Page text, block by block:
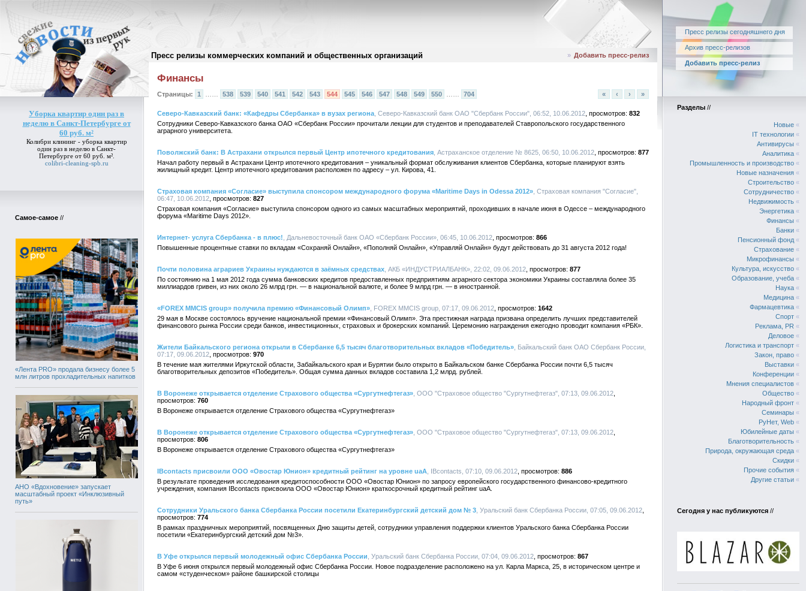
Пресс релизы коммерческих компаний и общественных организаций
Пресс релизы сегодняшнего дня
Архив пресс-релизов
Добавить пресс-релиз
Уборка квартир один раз в
неделю в Санкт-Петербурге от
60 руб. м²
Колибри клининг - уборка квартир
один раз в неделю в Санкт-
Петербурге от 60 руб. м².
colibri-cleaning-spb.ru
Самое-самое //
«Лента PRO» продала бизнесу более 5
млн литров прохладительных напитков
АНО «Вдохновение» запускает
масштабный проект «Инклюзивный
путь»
Архив пресс-релизов// » Добавить пресс-релиз
Финансы
Страницы: 1 538 539 540 541 542 543 544 545 546 547 548 549 550 704 « ‹ › »
Северо-Кавказский банк: «Кафедры Сбербанка» в вузах региона , Северо-Кавказский банк ОАО "Сбербанк России", 06:52, 10.06.2012
832
Сотрудники Северо-Кавказского банка ОАО «Сбербанк России» прочитали лекции для студентов и преподавателей Ставропольского государственного
аграрного университета.
Поволжский банк: В Астрахани открылся первый Центр ипотечного кредитования , Астраханское отделение № 8625, 06:50, 10.06.2012
877
Начал работу первый в Астрахани Центр ипотечного кредитования – уникальный формат обслуживания клиентов Сбербанка, которые планируют взять
жилищный кредит. Центр ипотечного кредитования расположен по адресу – ул. Кирова, 41.
Страховая компания «Согласие» выступила спонсором международного форума «Maritime Days in Odessa 2012» , Страховая компания "Согласие",
06:47, 10.06.2012
827
Страховая компания «Согласие» выступила спонсором одного из самых масштабных мероприятий, проходивших в начале июня в Одессе – международного
форума «Maritime Days 2012».
Интернет- услуга Сбербанка - в плюс! , Дальневосточный банк ОАО «Сбербанк России», 06:45, 10.06.2012
866
Повышенные процентные ставки по вкладам «Сохраняй Онлайн», «Пополняй Онлайн», «Управляй Онлайн» будут действовать до 31 августа 2012 года!
Почти половина аграриев Украины нуждаются в заёмных средствах , АКБ «ИНДУСТРИАЛБАНК», 22:02, 09.06.2012
877
По состоянию на 1 мая 2012 года сумма банковских кредитов предоставленных предприятиям аграрного сектора экономики Украины составляла более 35
миллиардов гривен, из них около 26 млрд грн. — в национальной валюте, и более 9 млрд грн. — в иностранной.
«FOREX MMCIS group» получила премию «Финансовый Олимп» , FOREX MMCIS group, 07:17, 09.06.2012
1642
29 мая в Москве состоялось вручение национальной премии «Финансовый Олимп». Эта престижная награда призвана определить лучших представителей
финансового рынка России среди банков, инвестиционных, страховых и брокерских компаний. Церемонию награждения ежегодно проводит компания «РБК».
Жители Байкальского региона открыли в Сбербанке 6,5 тысяч благотворительных вкладов «Победитель» , Байкальский банк ОАО Сбербанк России,
07:17, 09.06.2012
970
В течение мая жителями Иркутской области, Забайкальского края и Бурятии было открыто в Байкальском банке Сбербанка России почти 6,5 тысяч
благотворительных депозитов «Победитель». Общая сумма данных вкладов составила 1,2 млрд. рублей.
В Воронеже открывается отделение Страхового общества «Сургутнефтегаз» , ООО "Страховое общество "Сургутнефтегаз", 07:13, 09.06.2012
760
В Воронеже открывается отделение Страхового общества «Сургутнефтегаз»
В Воронеже открывается отделение Страхового общества «Сургутнефтегаз» , ООО "Страховое общество "Сургутнефтегаз", 07:13, 09.06.2012
806
В Воронеже открывается отделение Страхового общества «Сургутнефтегаз»
IBcontacts присвоили ООО «Овостар Юнион» кредитный рейтинг на уровне uaА , IBcontacts, 07:10, 09.06.2012
886
В результате проведения исследования кредитоспособности ООО «Овостар Юнион» по запросу европейского государственного финансово-кредитного
учреждения, компания IBcontacts присвоила ООО «Овостар Юнион» краткосрочный кредитный рейтинг uaА.
Сотрудники Уральского банка Сбербанка России посетили Екатеринбургский детский дом № 3 , Уральский банк Сбербанка России, 07:05, 09.06.2012
774
В рамках праздничных мероприятий, посвященных Дню защиты детей, сотрудники управления поддержки клиентов Уральского банка Сбербанка России
посетили «Екатеринбургский детский дом №3».
В Уфе открылся первый молодежный офис Сбербанка России , Уральский банк Сбербанка России, 07:04, 09.06.2012
867
В Уфе 6 июня открылся первый молодежный офис Сбербанка России. Новое подразделение расположено на ул. Карла Маркса, 25, в историческом центре и
самом «студенческом» районе башкирской столицы
Разделы //
Новые «
IT технологии «
Антивирусы «
Аналитика «
Промышленность и производство «
Новые назначения «
Строительство «
Сотрудничество «
Недвижимость «
Энергетика «
Финансы «
Банки «
Пенсионный фонд «
Страхование «
Микрофинансы «
Культура, искусство «
Образование, учеба «
Наука «
Медицина «
Фармацевтика «
Спорт «
Реклама, PR «
Деловое «
Логистика и транспорт «
Закон, право «
Выставки «
Конференции «
Мнения специалистов «
Общество «
Народный фронт «
Семинары «
РуНет, Web «
Юбилейные даты «
Благотворительность «
Природа, окружающая среда «
Скидки «
Прочие события «
Другие статьи «
Сегодня у нас публикуются //